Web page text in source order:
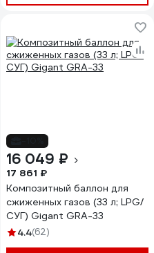
16 049 ₽
17 861 ₽
Композитный баллон для
сжиженных газов (33 л; LPG/
СУГ) Gigant GRA-33
4.4(62)